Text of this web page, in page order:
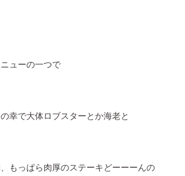
ューの一つで
幸で大体ロブスターとか海老と
もっぱら肉厚のステーキどーーーんの